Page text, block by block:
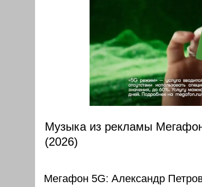
Музыка из рекламы
(2026)
Мегафон 5G: Александр